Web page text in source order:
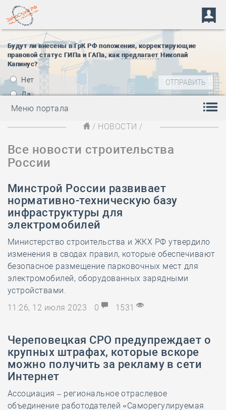
Будут ли внесены в ГрК РФ положения, корректирующие
правовой статус ГИПа и ГАПа, как предлагает Николай
Капинус?
Нет
Да
Меню портала
/ НОВОСТИ /
Все новости строительства
России
Минстрой России развивает
нормативно-техническую базу
инфраструктуры для
электромобилей
Министерство строительства и ЖКХ РФ утвердило
изменения в сводах правил, которые обеспечивают
безопасное размещение парковочных мест для
электромобилей, оборудованных зарядными
устройствами.
11:26, 12 июля 2023
0 1531
Череповецкая СРО предупреждает о
крупных штрафах, которые вскоре
можно получить за рекламу в сети
Интернет
Ассоциация – региональное отраслевое
объединение работодателей «Саморегулируемая